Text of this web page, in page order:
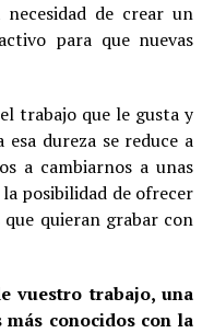
de crear un
para que nuevas
trabajo que le gusta y
dureza se reduce a
a cambiarnos a unas
posibilidad de ofrecer
quieran grabar con
vuestro trabajo, una
conocidos con la